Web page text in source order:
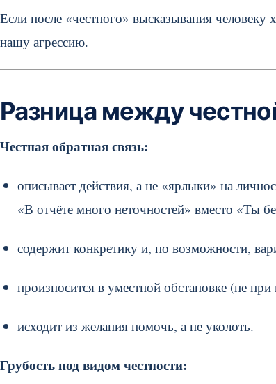
Если после «честного» высказывания
нашу агрессию.
Разница между
Честная обратная связь:
описывает действия, а не «ярлыки» на
«В отчёте много неточностей» вместо «Ты
содержит конкретику и, по возможности,
произносится в уместной обстановке (не
исходит из желания помочь, а не уколоть.
Грубость под видом честности: